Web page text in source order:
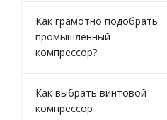
Как грамотно подобрать
промышленный
компрессор?
Как выбрать винтовой
компрессор